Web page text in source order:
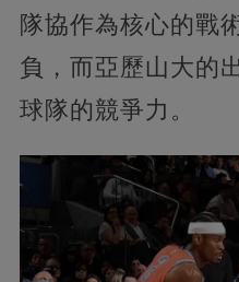
隊協作為核心的戰
負，而亞歷山大的
球隊的競爭力。